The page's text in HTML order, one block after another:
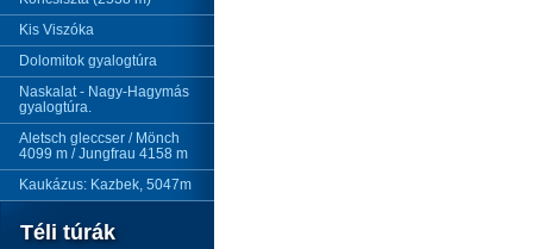
Kis Viszóka
Dolomitok gyalogtúra
Naskalat - Nagy-Hagymás
gyalogtúra.
Aletsch gleccser / Mönch
4099 m / Jungfrau 4158 m
Kaukázus: Kazbek, 5047m
Téli túrák